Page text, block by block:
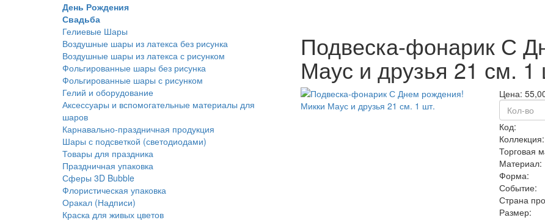
День Рождения
Свадьба
Гелиевые Шары
Воздушные шары из латекса без рисунка
Воздушные шары из латекса с рисунком
Фольгированные шары без рисунка
Фольгированные шары с рисунком
Гелий и оборудование
Аксессуары и вспомогательные материалы для
шаров
Карнавально-праздничная продукция
Шары с подсветкой (светодиодами)
Товары для праздника
Праздничная упаковка
Сферы 3D Bubble
Флористическая упаковка
Оракал (Надписи)
Краска для живых цветов
Подвеска-фонарик С
Маус и друзья 21 см. 1
Цена:
Код:
Коллекция:
Торговая
Материал:
Форма:
Событие:
Страна
Размер: